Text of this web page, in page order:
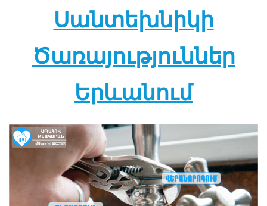
Սանտեխնիկի
Ծառայություններ
Երևանում